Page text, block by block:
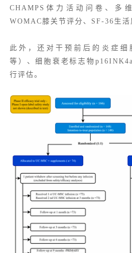
CHAMPS体力活动问卷、多
WOMAC膝关节评分、SF-36生活
此外，还对干预前后的炎症
等）、细胞衰老标志物 p16INK4a
行评估。